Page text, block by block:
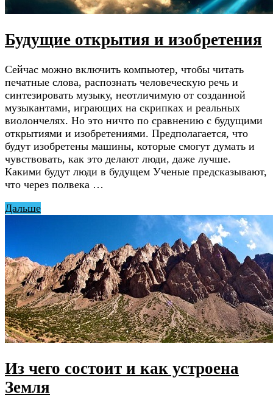
Будущие открытия и изобретения
Сейчас можно включить компьютер, чтобы читать
печатные слова, распознать человеческую речь и
синтезировать музыку, неотличимую от созданной
музыкантами, играющих на скрипках и реальных
виолончелях. Но это ничто по сравнению с будущими
открытиями и изобретениями. Предполагается, что
будут изобретены машины, которые смогут думать и
чувствовать, как это делают люди, даже лучше.
Какими будут люди в будущем Ученые предсказывают,
что через полвека …
Дальше
Из чего состоит и как устроена
Земля